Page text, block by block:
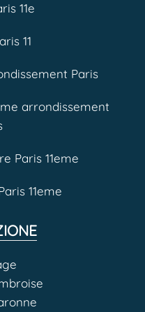
11e
11
Paris
arrondissement
Paris 11eme
11eme